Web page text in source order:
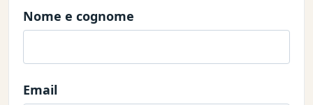
Nome e cognome
Email